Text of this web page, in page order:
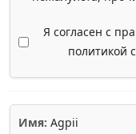
Я согласен с
политикой
Имя: Agpii